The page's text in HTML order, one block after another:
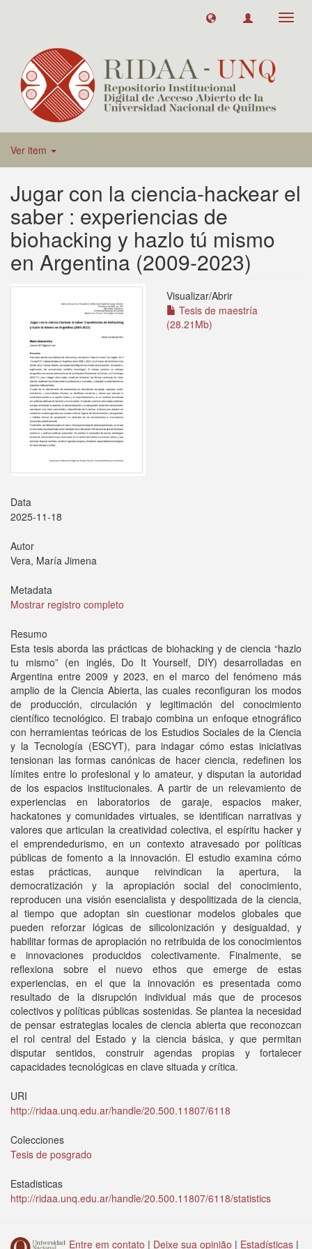
Ver item
Jugar con la ciencia-hackear el
saber : experiencias de
biohacking y hazlo tú mismo
en Argentina (2009-2023)
Visualizar/Abrir
Tesis de maestría
(28.21Mb)
Data
2025-11-18
Autor
Vera, María Jimena
Metadata
Mostrar registro completo
Resumo
Esta tesis aborda las prácticas de biohacking y de ciencia “hazlo
tu mismo” (en inglés, Do It Yourself, DIY) desarrolladas en
Argentina entre 2009 y 2023, en el marco del fenómeno más
amplio de la Ciencia Abierta, las cuales reconfiguran los modos
de producción, circulación y legitimación del conocimiento
científico tecnológico. El trabajo combina un enfoque etnográfico
con herramientas teóricas de los Estudios Sociales de la Ciencia
y la Tecnología (ESCYT), para indagar cómo estas iniciativas
tensionan las formas canónicas de hacer ciencia, redefinen los
límites entre lo profesional y lo amateur, y disputan la autoridad
de los espacios institucionales. A partir de un relevamiento de
experiencias en laboratorios de garaje, espacios maker,
hackatones y comunidades virtuales, se identifican narrativas y
valores que articulan la creatividad colectiva, el espíritu hacker y
el emprendedurismo, en un contexto atravesado por políticas
públicas de fomento a la innovación. El estudio examina cómo
estas prácticas, aunque reivindican la apertura, la
democratización y la apropiación social del conocimiento,
reproducen una visión esencialista y despolitizada de la ciencia,
al tiempo que adoptan sin cuestionar modelos globales que
pueden reforzar lógicas de silicolonización y desigualdad, y
habilitar formas de apropiación no retribuida de los conocimientos
e innovaciones producidos colectivamente. Finalmente, se
reflexiona sobre el nuevo ethos que emerge de estas
experiencias, en el que la innovación es presentada como
resultado de la disrupción individual más que de procesos
colectivos y políticas públicas sostenidas. Se plantea la necesidad
de pensar estrategias locales de ciencia abierta que reconozcan
el rol central del Estado y la ciencia básica, y que permitan
disputar sentidos, construir agendas propias y fortalecer
capacidades tecnológicas en clave situada y crítica.
URI
http://ridaa.unq.edu.ar/handle/20.500.11807/6118
Colecciones
Tesis de posgrado
Estadisticas
http://ridaa.unq.edu.ar/handle/20.500.11807/6118/statistics
Entre em contato | Deixe sua opinião | Estadísticas|